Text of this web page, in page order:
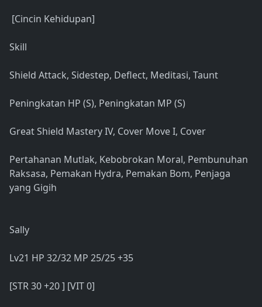
[Cincin Kehidupan]
Skill
Shield Attack, Sidestep, Deflect, Meditasi, Taunt
Peningkatan HP (S), Peningkatan MP (S)
Great Shield Mastery IV, Cover Move I, Cover
Pertahanan Mutlak, Kebobrokan Moral, Pembunuhan
Raksasa, Pemakan Hydra, Pemakan Bom, Penjaga
yang Gigih
Sally
Lv21 HP 32/32 MP 25/25 +35
[STR 30 +20 ] [VIT 0]